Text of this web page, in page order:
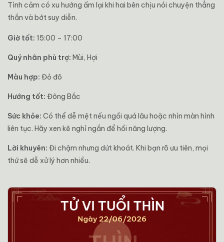
Tình cảm có xu hướng ấm lại khi hai bên chịu nói chuyện thẳng
thắn và bớt suy diễn.
Giờ tốt: 15:00 – 17:00
Quý nhân phù trợ: Mùi, Hợi
Màu hợp: Đỏ đô
Hướng tốt: Đông Bắc
Sức khỏe: Có thể dễ mệt nếu ngồi quá lâu hoặc nhìn màn hình
liên tục. Hãy xen kẽ nghỉ ngắn để hồi năng lượng.
Lời khuyên: Đi chậm nhưng dứt khoát. Khi bạn rõ ưu tiên, mọi
thứ sẽ dễ xử lý hơn nhiều.